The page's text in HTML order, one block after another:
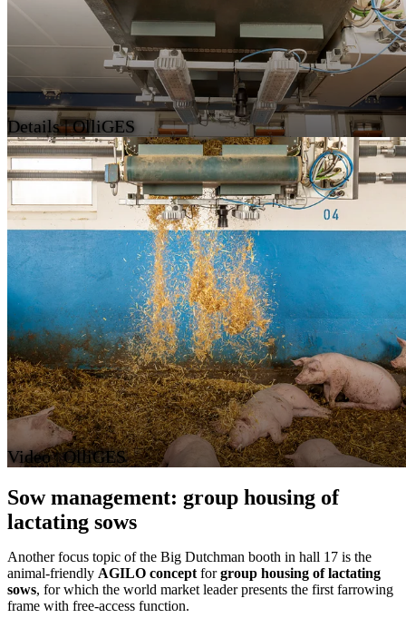
Details | OlliGES
Video | OlliGES
Sow management: group housing of
lactating sows
Another focus topic of the Big Dutchman booth in hall 17 is the
animal-friendly AGILO concept forgroup housing of lactating
sows, for which the world market leader presents the first farrowing
frame with free-access function.